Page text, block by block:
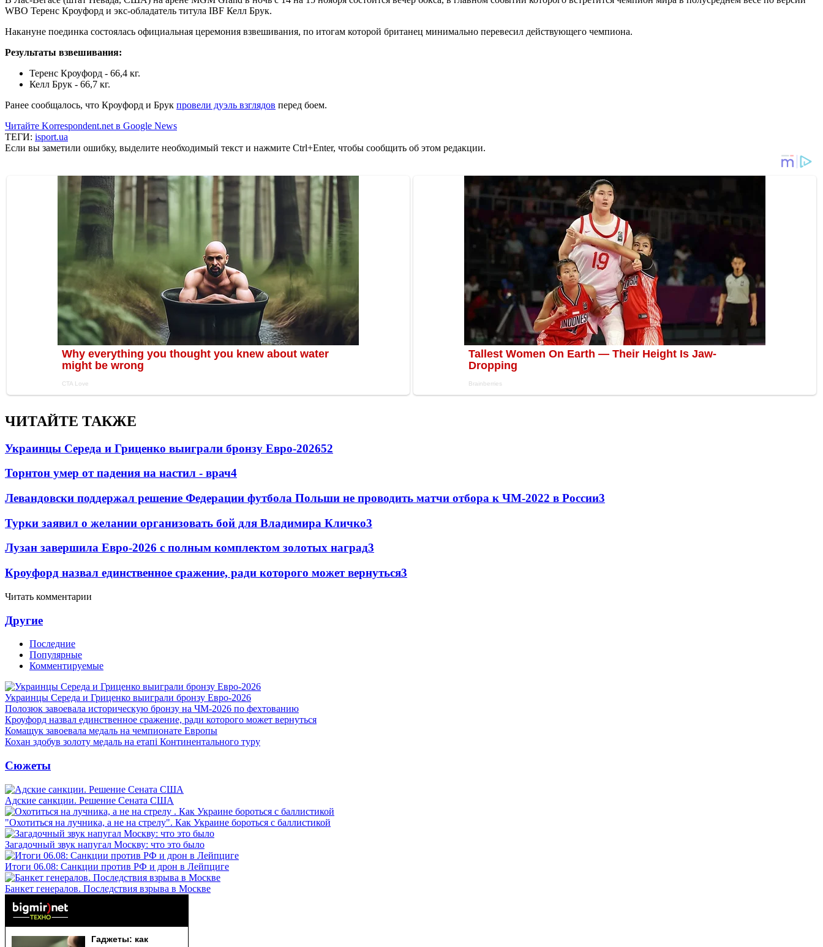
WBO Теренс Кроуфорд и экс-обладатель титула IBF Келл Брук.
Накануне поединка состоялась официальная церемония взвешивания, по итогам которой британец минимально перевесил действующего чемпиона.
Результаты взвешивания:
Теренс Кроуфорд - 66,4 кг.
Келл Брук - 66,7 кг.
Ранее сообщалось, что Кроуфорд и Брук провели дуэль взглядов перед боем.
Читайте Korrespondent.net в Google News
ТЕГИ: isport.ua
Если вы заметили ошибку, выделите необходимый текст и нажмите Ctrl+Enter, чтобы сообщить об этом редакции.
ЧИТАЙТЕ ТАКЖЕ
Украинцы Середа и Гриценко выиграли бронзу Евро-202652
Торнтон умер от падения на настил - врач4
Левандовски поддержал решение Федерации футбола Польши не проводить матчи отбора к ЧМ-2022 в России3
Турки заявил о желании организовать бой для Владимира Кличко3
Лузан завершила Евро-2026 с полным комплектом золотых наград3
Кроуфорд назвал единственное сражение, ради которого может вернуться3
Читать комментарии
Другие
Последние
Популярные
Комментируемые
Украинцы Середа и Гриценко выиграли бронзу Евро-2026
Полозюк завоевала историческую бронзу на ЧМ-2026 по фехтованию
Кроуфорд назвал единственное сражение, ради которого может вернуться
Комащук завоевала медаль на чемпионате Европы
Кохан здобув золоту медаль на етапі Континентального туру
Сюжеты
Адские санкции. Решение Сената США
"Охотиться на лучника, а не на стрелу". Как Украине бороться с баллистикой
Загадочный звук напугал Москву: что это было
Итоги 06.08: Санкции против РФ и дрон в Лейпциге
Банкет генералов. Последствия взрыва в Москве